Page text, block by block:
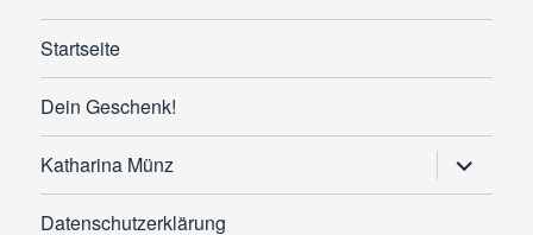
Startseite
Dein Geschenk!
Katharina Münz
anzeigen
Datenschutzerklärung